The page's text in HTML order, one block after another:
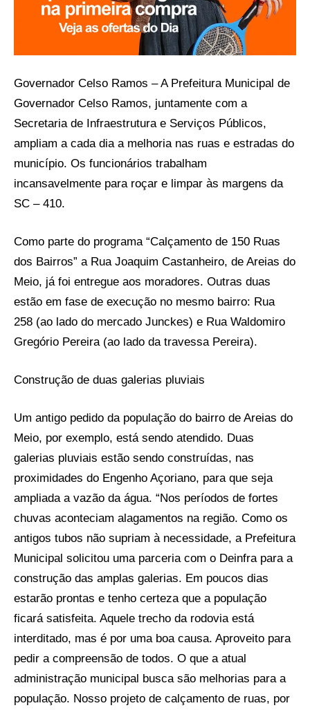
Governador Celso Ramos – A Prefeitura Municipal de
Governador Celso Ramos, juntamente com a
Secretaria de Infraestrutura e Serviços Públicos,
ampliam a cada dia a melhoria nas ruas e estradas do
município. Os funcionários trabalham
incansavelmente para roçar e limpar às margens da
SC – 410.
Como parte do programa “Calçamento de 150 Ruas
dos Bairros” a Rua Joaquim Castanheiro, de Areias do
Meio, já foi entregue aos moradores. Outras duas
estão em fase de execução no mesmo bairro: Rua
258 (ao lado do mercado Junckes) e Rua Waldomiro
Gregório Pereira (ao lado da travessa Pereira).
Construção de duas galerias pluviais
Um antigo pedido da população do bairro de Areias do
Meio, por exemplo, está sendo atendido. Duas
galerias pluviais estão sendo construídas, nas
proximidades do Engenho Açoriano, para que seja
ampliada a vazão da água. “Nos períodos de fortes
chuvas aconteciam alagamentos na região. Como os
antigos tubos não supriam à necessidade, a Prefeitura
Municipal solicitou uma parceria com o Deinfra para a
construção das amplas galerias. Em poucos dias
estarão prontas e tenho certeza que a população
ficará satisfeita. Aquele trecho da rodovia está
interditado, mas é por uma boa causa. Aproveito para
pedir a compreensão de todos. O que a atual
administração municipal busca são melhorias para a
população. Nosso projeto de calçamento de ruas, por